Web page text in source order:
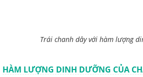
Trái chanh dây với hàm lượng
HÀM LƯỢNG DINH DƯỠNG CỦA